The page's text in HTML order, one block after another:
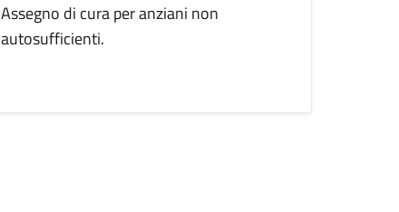
Assegno di cura per anziani non
autosufficienti.